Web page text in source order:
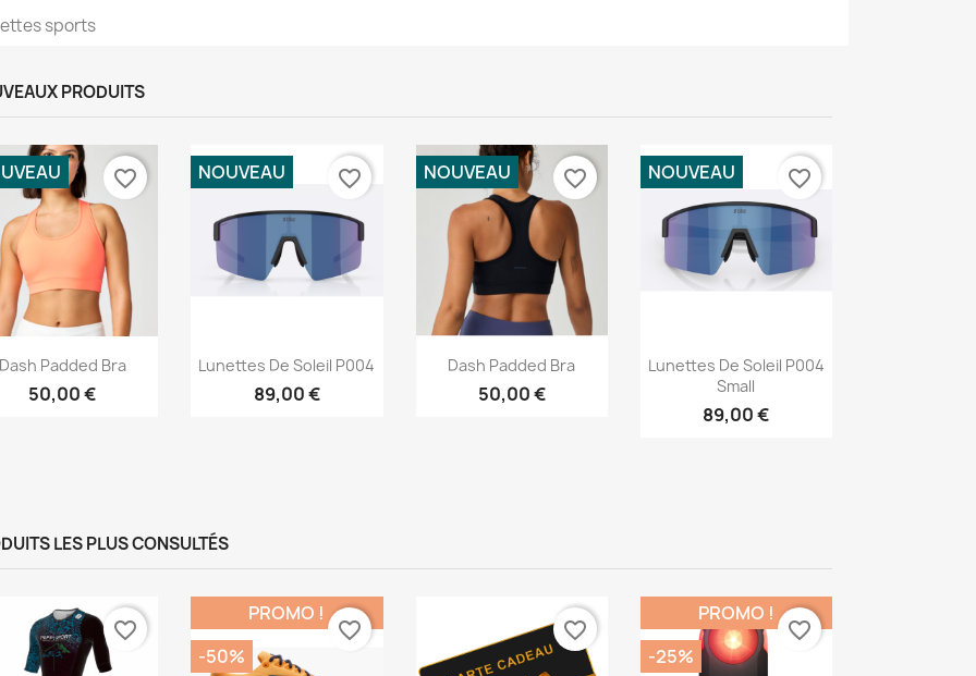
sports
PRODUITS
Aperçu rapide
Padded Bra
50,00 €
favorite_border
Aperçu rapide
Lunettes De Soleil P004
89,00 €
NOUVEAU favorite_border
Aperçu rapide
Dash Padded Bra
50,00 €
NOUVEAU favorite_border
Aperçu rapide
Lunettes De Soleil P004
Small
89,00 €
NOUVEAU favorite_border
LES PLUS CONSULTÉS
favorite_border
PROMO !
-50%
favorite_border favorite_border
PROMO !
-25%
favorite_border